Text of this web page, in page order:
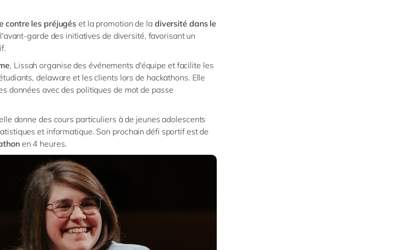
contre les préjugés et la promotion de la diversité dans le
garde des initiatives de diversité, favorisant un
, Lissah organise des événements d'équipe et facilite les
delaware et les clients lors de hackathons. Elle
données avec des politiques de mot de passe
donne des cours particuliers à de jeunes adolescents
et informatique. Son prochain défi sportif est de
en 4 heures.